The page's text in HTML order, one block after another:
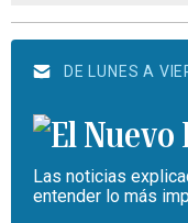
DE LUNES A
Las noticias
entender lo más